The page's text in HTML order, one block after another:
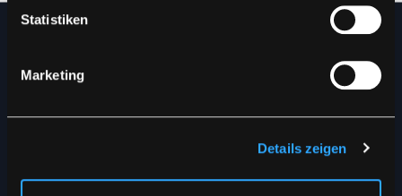
Statistiken
Marketing
Details zeigen
Erhalten Sie die neuesten
Posteingang